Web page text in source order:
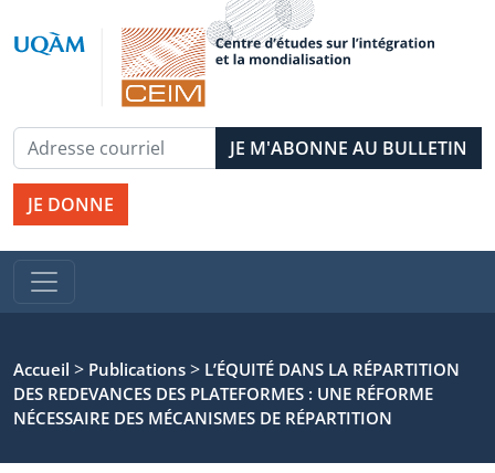
JE DONNE
Accueil > Publications > L’ÉQUITÉ DANS LA RÉPARTITION
DES REDEVANCES DES PLATEFORMES : UNE RÉFORME
NÉCESSAIRE DES MÉCANISMES DE RÉPARTITION